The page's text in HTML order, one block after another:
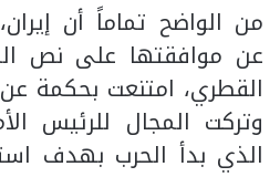
من الواضح تماماً أن
عن موافقتها على نص
القطري، امتنعت بحكمة
وتركت المجال للرئيس
الذي بدأ الحرب بهدف